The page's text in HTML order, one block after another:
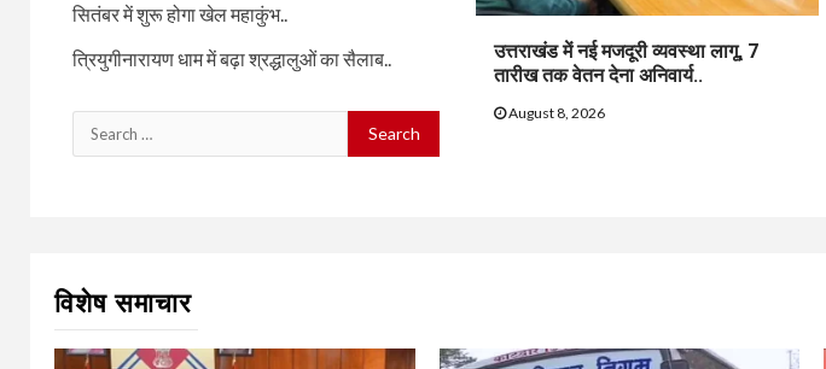
उत्तराखंड में नई मजदूरी व्यवस्था लागू, 7
तारीख तक वेतन देना अनिवार्य..
August 8, 2026
सितंबर में शुरू होगा खेल महाकुंभ..
त्रियुगीनारायण धाम में बढ़ा श्रद्धालुओं का सैलाब..
Search
for:
विशेष समाचार